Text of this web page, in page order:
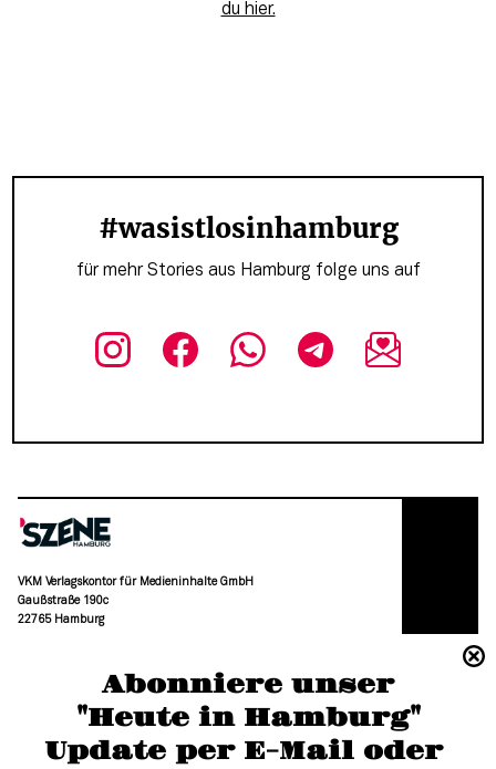
Abonniere unser
"Heute in Hamburg"
Update per E-Mail oder
du hier.
#wasistlosinhamburg
für mehr Stories aus Hamburg folge uns auf
VKM Verlagskontor für Medieninhalte GmbH
Gaußstraße 190c
22765 Hamburg
moc.grubmah-enezs@ofni